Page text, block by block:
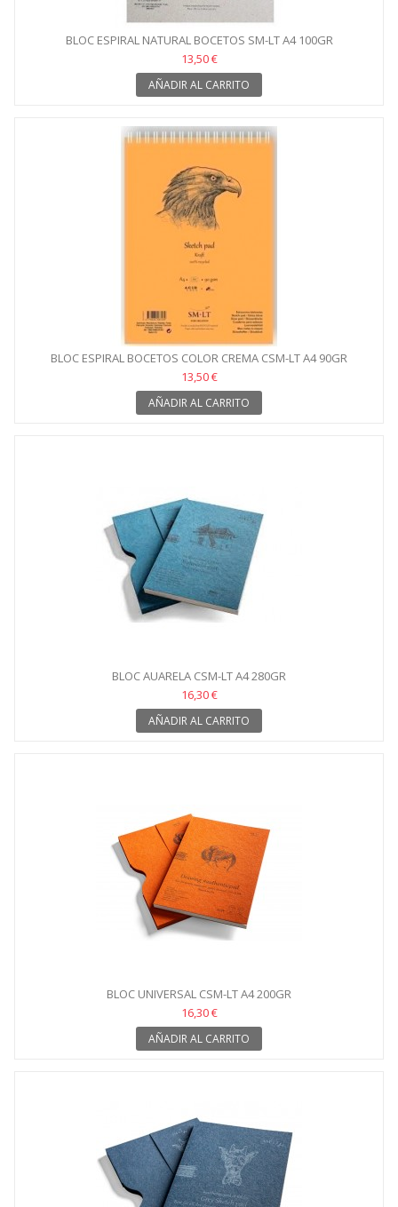
BLOC ESPIRAL NATURAL BOCETOS SM-LT A4 100GR
13,50 €
AÑADIR AL CARRITO
BLOC ESPIRAL BOCETOS COLOR CREMA CSM-LT A4 90GR
13,50 €
AÑADIR AL CARRITO
BLOC AUARELA CSM-LT A4 280GR
16,30 €
AÑADIR AL CARRITO
BLOC UNIVERSAL CSM-LT A4 200GR
16,30 €
AÑADIR AL CARRITO